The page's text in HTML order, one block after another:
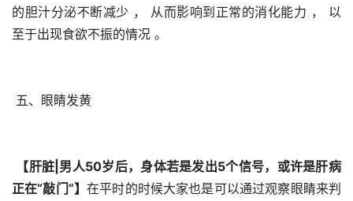
的胆汁分泌不断减少 ， 从而影响到正常的消化能力 ， 以
至于出现食欲不振的情况 。
五、眼睛发黄
【肝脏|男人50岁后，身体若是发出5个信号，或许是肝病
正在“敲门”】在平时的时候大家也是可以通过观察眼睛来判